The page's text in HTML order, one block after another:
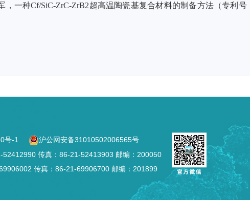
一种Cf/SiC-ZrC-ZrB2超高温陶瓷基复合材料的制备方法（专利号
号-1
沪公网安备31010502006565号
传真：86-21-52413903 邮编：200050
传真：86-21-69906700 邮编：201899